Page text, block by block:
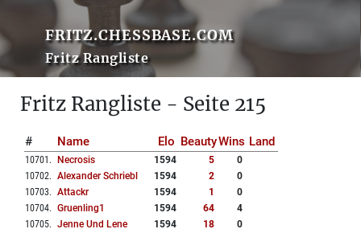
FRITZ.CHESSBASE.COM
Fritz Rangliste
Fritz Rangliste - Seite 215
# Name Elo BeautyWins Land
10701 . Necrosis 1594 5
0
10702. Alexander Schriebl 1594 2
0
10703. Attackr 1594 1
0
10704. Gruenling1 1594 64
4
10705. Jenne Und Lene 1594 18
0